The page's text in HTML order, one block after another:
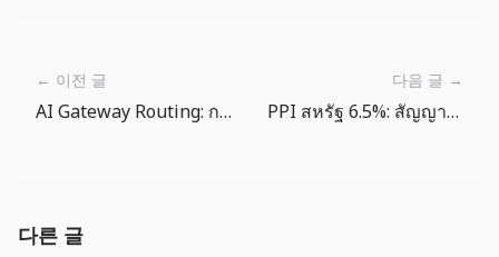
← 이전 글
AI Gateway Routing: การเลือก LLM กลายเป็นนโยบายปฏิบัติการ
다음 글 →
PPI สหรัฐ 6.5%: สัญญาณต้นทุนอยู่ในใบแจ้งหนี้ซัพพลายเออร์ก่อนราคาผู้บริโภค
다른 글